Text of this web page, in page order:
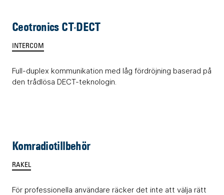
Ceotronics CT-DECT
INTERCOM
Full-duplex kommunikation med låg fördröjning baserad på
den trådlösa DECT-teknologin.
Komradiotillbehör
RAKEL
För professionella användare räcker det inte att välja rätt